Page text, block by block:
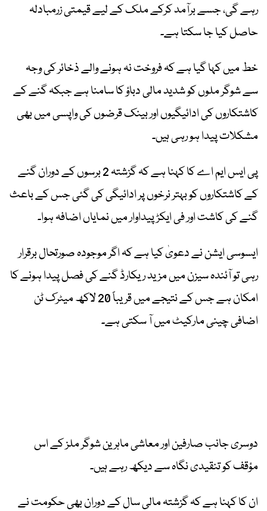
رہے گی، جسے برآمد کرکے ملک کے لیے قیمتی زرمبادلہ
حاصل کیا جا سکتا ہے۔
خط میں کہا گیا ہے کہ فروخت نہ ہونے والے ذخائر کی وجہ
سے شوگر ملوں کو شدید مالی دباؤ کا سامنا ہے جبکہ گنے کے
کاشتکاروں کی ادائیگیوں اور بینک قرضوں کی واپسی میں بھی
مشکلات پیدا ہو رہی ہیں۔
پی ایس ایم اے کا کہنا ہے کہ گزشتہ 2 برسوں کے دوران گنے
کے کاشتکاروں کو بہتر نرخوں پر ادائیگی کی گئی جس کے باعث
گنے کی کاشت اور فی ایکڑ پیداوار میں نمایاں اضافہ ہوا۔
ایسوسی ایشن نے دعویٰ کیا ہے کہ اگر موجودہ صورتحال برقرار
رہی تو آئندہ سیزن میں مزید ریکارڈ گنے کی فصل پیدا ہونے کا
امکان ہے جس کے نتیجے میں قریباً 20 لاکھ میٹرک ٹن
اضافی چینی مارکیٹ میں آ سکتی ہے۔
دوسری جانب صارفین اور معاشی ماہرین شوگر ملز کے اس
مؤقف کو تنقیدی نگاہ سے دیکھ رہے ہیں۔
ان کا کہنا ہے کہ گزشتہ مالی سال کے دوران بھی حکومت نے